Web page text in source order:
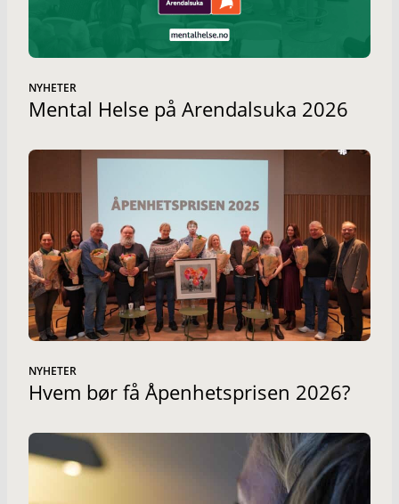
NYHETER
Mental Helse på Arendalsuka 2026
NYHETER
Hvem bør få Åpenhetsprisen 2026?